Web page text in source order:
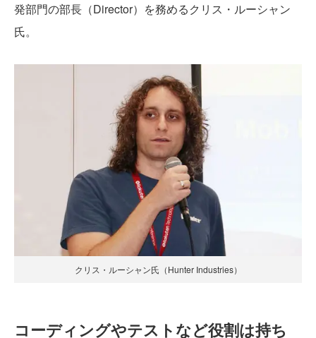
発部門の部長（Director）を務めるクリス・ルーシャン
氏。
クリス・ルーシャン氏（Hunter Industries）
コーディングやテストなど役割は持ち